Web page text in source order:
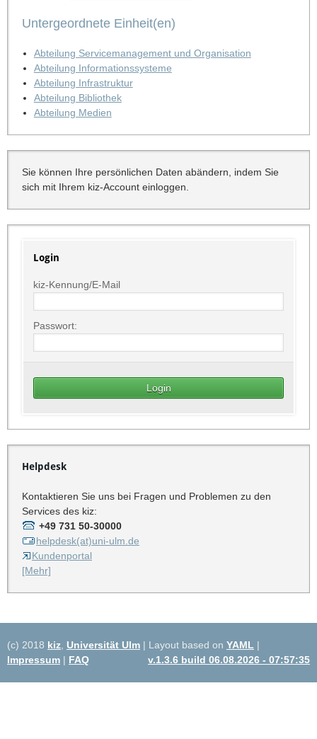
Untergeordnete Einheit(en)
Abteilung Servicemanagement und Organisation
Abteilung Informationssysteme
Abteilung Infrastruktur
Abteilung Bibliothek
Abteilung Medien
Sie können Ihre persönlichen Daten abändern, indem Sie
sich mit Ihrem kiz-Account einloggen.
Login
kiz-Kennung/E-Mail
Passwort:
Helpdesk
Kontaktieren Sie uns bei Fragen und Problemen zu den
Services des kiz:
+49 731 50-30000
helpdesk(at)uni-ulm.de
Kundenportal
[Mehr]
(c) 2018 kiz Universität Ulm | Layout based on YAML |
Impressum | FAQ v.1.3.6 build 06.08.2026 - 07:57:35